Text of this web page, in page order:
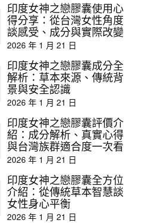
印度女神之戀膠囊使用心
得分享：從台灣女性角度
談感受、成分與實際改變
2026 年 1 月 21 日
印度女神之戀膠囊成分全
解析：草本來源、傳統背
景與安全認識
2026 年 1 月 21 日
印度女神之戀膠囊評價介
紹：成分解析、真實心得
與台灣族群適合度一次看
2026 年 1 月 21 日
印度女神之戀膠囊全方位
介紹：從傳統草本智慧談
女性身心平衡
2026 年 1 月 21 日